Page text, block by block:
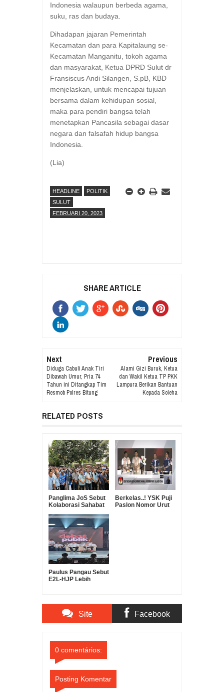
Indonesia walaupun berbeda agama,
suku, ras dan budaya.
Dihadapan jajaran Pemerintah
Kecamatan dan para Kapitalaung se-
Kecamatan Manganitu, tokoh agama
dan masyarakat, Ketua DPRD Sulut dr
Fransiscus Andi Silangen, S.pB, KBD
menjelaskan, untuk mencapai tujuan
bersama dalam kehidupan sosial,
maka para pendiri bangsa telah
menetapkan Pancasila sebagai dasar
negara dan falsafah hidup bangsa
Indonesia.
(Lia)
HEADLINE
POLITIK
SULUT
FEBRUARI 20, 2023
SHARE ARTICLE
Next
Diduga Cabuli Anak Tiri
Dibawah Umur, Pria 74
Tahun ini Ditangkap Tim
Resmob Polres Bitung
Previous
Alami Gizi Buruk, Ketua
dan Wakil Ketua TP PKK
Lampura Berikan Bantuan
Kepada Soleha
RELATED POSTS
Panglima JoS Sebut
Kolaborasi Sahabat
Kamda Minsel,
Melahirkan "Super
Team" All Out
Menangkan E2L-HJP
Berkelas..! YSK Puji
Paslon Nomor Urut
Paulus Pangau Sebut
E2L-HJP Lebih
Site Facebook
0 comentários:
Posting Komentar